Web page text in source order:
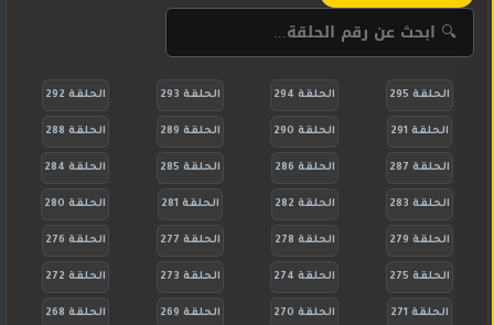
الحلقة 295 الحلقة 294 الحلقة 293 الحلقة 292
الحلقة 291 الحلقة 290 الحلقة 289 الحلقة 288
الحلقة 287 الحلقة 286 الحلقة 285 الحلقة 284
الحلقة 283 الحلقة 282 الحلقة 281 الحلقة 280
الحلقة 279 الحلقة 278 الحلقة 277 الحلقة 276
الحلقة 275 الحلقة 274 الحلقة 273 الحلقة 272
الحلقة 271 الحلقة 270 الحلقة 269 الحلقة 268